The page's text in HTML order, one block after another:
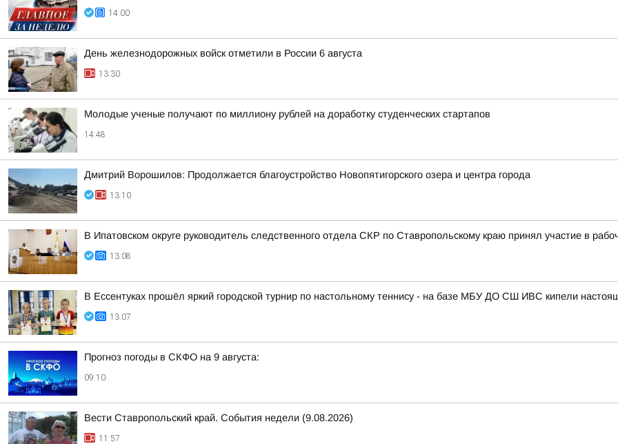
14:00
День железнодорожных войск отметили в России 6 августа
13:30
Молодые ученые получают по миллиону рублей на доработку студенческих стартапов
14:48
Дмитрий Ворошилов: Продолжается благоустройство Новопятигорского озера и центра города
13:10
В Ипатовском округе руководитель следственного отдела СКР по Ставропольскому краю принял участие в
13:08
В Ессентуках прошёл яркий городской турнир по настольному теннису - на базе МБУ ДО СШ ИВС кипели
13:07
Прогноз погоды в СКФО на 9 августа:
09:10
Вести Ставропольский край. События недели (9.08.2026)
11:57